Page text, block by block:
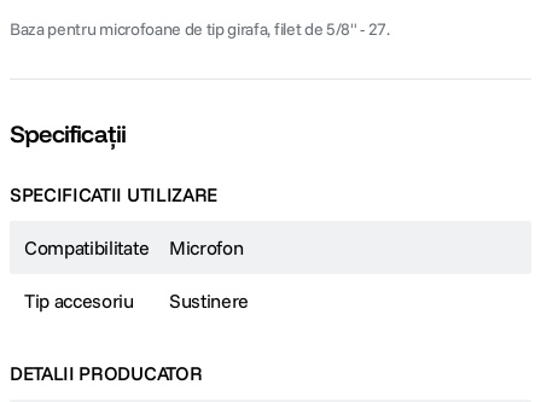
Baza pentru microfoane de tip girafa, filet de 5/8" - 27.
Specificații
SPECIFICATII UTILIZARE
Compatibilitate Microfon
Tip accesoriu Sustinere
DETALII PRODUCATOR